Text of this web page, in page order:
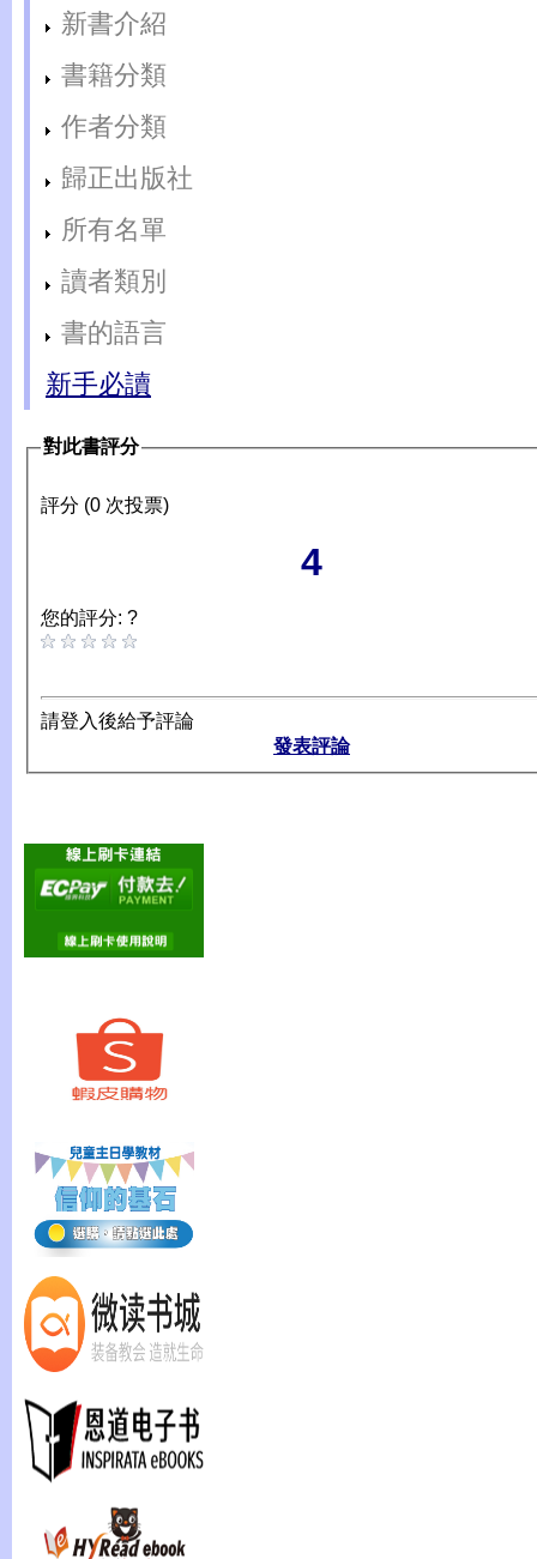
新書介紹
書籍分類
作者分類
歸正出版社
所有名單
讀者類別
書的語言
新手必讀
對此書評分
評分 (0 次投票)
4
您的評分: ?
請登入後給予評論
發表評論